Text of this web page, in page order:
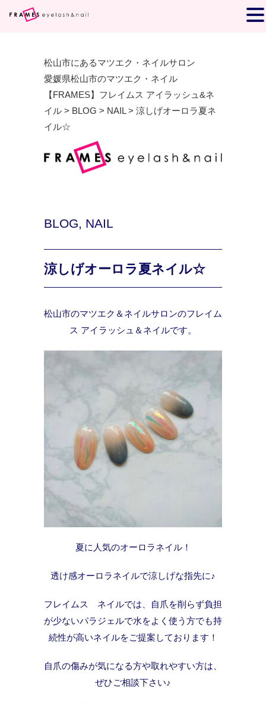
松山市にあるマツエク・ネイルサロン
愛媛県松山市のマツエク・ネイル
【FRAMES】フレイムス アイラッシュ&ネ
イル > BLOG > NAIL> 涼しげオーロラ夏ネ
イル☆
BLOG, NAIL
涼しげオーロラ夏ネイル☆
松山市のマツエク＆ネイルサロンのフレイム
ス アイラッシュ＆ネイルです。
夏に人気のオーロラネイル！
透け感オーロラネイルで涼しげな指先に♪
フレイムス ネイルでは、自爪を削らず負担
が少ないパラジェルで水をよく使う方でも持
続性が高いネイルをご提案しております！
自爪の傷みが気になる方や取れやすい方は、
ぜひご相談下さい♪